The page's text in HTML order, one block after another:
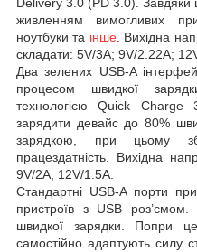
Delivery 3.0 (PD 3.0). Завдяки
живленням вимогливих
ноутбуки та інше. Вихідна
складати: 5V/3A; 9V/2.22A;
Два зелених USB-A
процесом швидкої
технологією Quick
зарядити девайс до 80%
зарядкою, при цьому
працездатність. Вихідна
9V/2A; 12V/1.5A.
Стандартні USB-A порти
пристроїв з USB
швидкої зарядки. Попри
самостійно адаптують силу